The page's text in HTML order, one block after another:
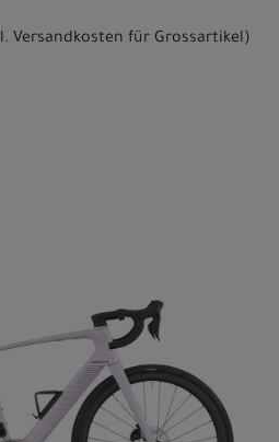
Versandkosten für Grossartikel)